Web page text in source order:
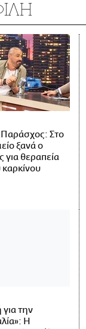
Παράσχος: Στο
ξανά ο
για θεραπεία
καρκίνου
την
Η